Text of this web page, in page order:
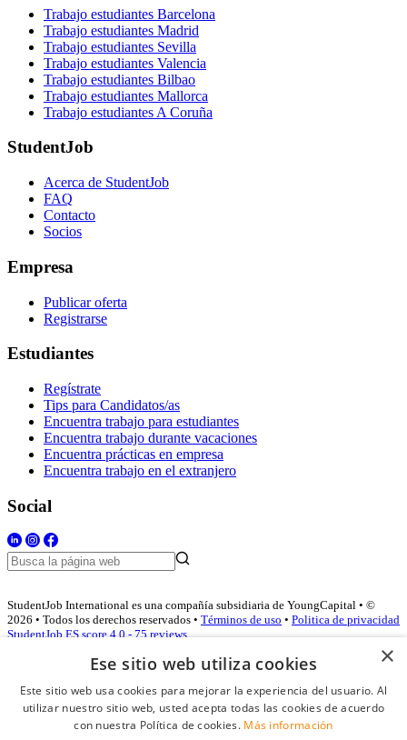
Trabajo estudiantes Barcelona
Trabajo estudiantes Madrid
Trabajo estudiantes Sevilla
Trabajo estudiantes Valencia
Trabajo estudiantes Bilbao
Trabajo estudiantes Mallorca
Trabajo estudiantes A Coruña
StudentJob
Acerca de StudentJob
FAQ
Contacto
Socios
Empresa
Publicar oferta
Registrarse
Estudiantes
Regístrate
Tips para Candidatos/as
Encuentra trabajo para estudiantes
Encuentra trabajo durante vacaciones
Encuentra prácticas en empresa
Encuentra trabajo en el extranjero
Social
StudentJob International es una compañía subsidiaria de YoungCapital • ©
2026 • Todos los derechos reservados • Términos de uso • Politica de privacidad
StudentJob ES score 4.0 - 75 reviews
Acceso empresas
×
Ese sitio web utiliza cookies
Este sitio web usa cookies para mejorar la experiencia del usuario. Al
utilizar nuestro sitio web, usted acepta todas las cookies de acuerdo
con nuestra Política de cookies. Más información